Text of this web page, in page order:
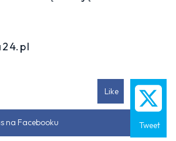
Like
Tweet
na Facebooku